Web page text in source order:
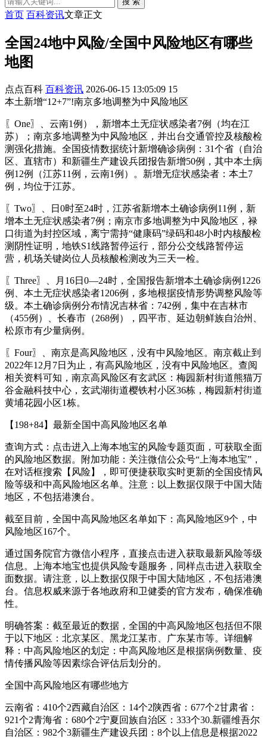
首页 百科资讯文章正文
全国24地中风险/全国中风险地区有哪些
地图
点点百科 百科资讯 2026-06-15 13:05:09 15
本土新增“12+7”!南京多地调整为中风险地区
〖One〗、云南1例），新增本土无症状感染者7例（均在江
苏）；南京多地调整为中风险地区，并出台交通管控及核酸检
测强化措施。全国疫情数据统计新增确诊病例：31个省（自治
区、直辖市）和新疆生产建设兵团报告新增50例，其中本土病
例12例（江苏11例，云南1例）。新增无症状感染者：本土7
例，均位于江苏。
〖Two〗、日0时至24时，江苏省新增本土确诊病例11例，新
增本土无症状感染者7例；南京市多地调整为中风险地区，禄
口街道为封控区域，离宁需持“健康码”绿码和48小时内核酸检
测阴性证明，地铁S1线路暂停运行，部分公交线路暂停运
营，机场关键岗位人员核酸检测改为三天一检。
〖Three〗、月16日0—24时，全国报告新增本土确诊病例1226
例、本土无症状感染者1206例，多地根据疫情形势调整风险等
级。本土确诊病例分布情况吉林省：742例，集中在吉林市
（455例）、长春市（268例），四平市、延边朝鲜族自治州、
松原市有少量病例。
〖Four〗、南京是高风险地区，没有中风险地区。南京截止到
2022年12月7日为止，有高风险地区，没有中风险地区。查阅
相关资料可知，南京高风险区有玄武区：梅园新村街道熊猫万
谷金融科技中心，玄武湖街道樱铁村小区36栋，梅园新村街道
黄埔花园小区1栋。
【198+84】最新全国中高风险地区名单
查询方式：点击进入上海本地宝的风险专题页面，可获取全面
的风险地区数据。附加功能：关注微信公众号“上海本地宝”，
在对话框搜索【风险】，即可便捷获取实时更新的全国疫情风
险等级和中高风险地区名单。注意：以上数据仅限于中国大陆
地区，不包括港澳台。
截至目前，全国中高风险地区名单如下：高风险地区9个，中
风险地区167个。
通过国务院官方微信小程序，直接点击进入获取最新风险等级
信息。上海本地宝也提供风险专题服务，同样点击进入获取全
面数据。请注意，以上数据仅限于中国大陆地区，不包括港澳
台。信息权威来源于各地政府和卫健委的官方发布，确保准确
性。
明确答案：截至最近的数据，全国的中高风险地区包括但不限
于以下地区：北京某区、黑龙江某市、广东某市等。详细解
释：中高风险地区的划定：中高风险地区是根据病例数量、疫
情传播风险等因素综合评估后划分的。
全国中高风险地区有哪些地方
云南省：410个2西藏自治区：14个2陕西省：677个2甘肃省：
921个2青海省：680个2宁夏回族自治区：333个30.新疆维吾尔
自治区：982个3新疆生产建设兵团：8个以上信息是根据2022